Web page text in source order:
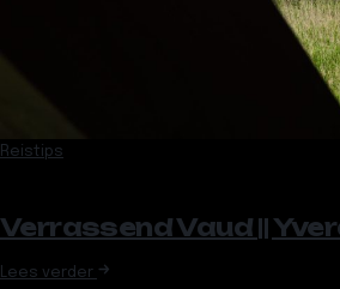
Reistips
Verrassend Vaud ||
Lees verder